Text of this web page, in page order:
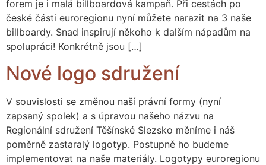
forem je i malá billboardová kampaň. Při cestách po
české části euroregionu nyní můžete narazit na 3 naše
billboardy. Snad inspirují někoho k dalším nápadům na
spolupráci! Konkrétně jsou […]
Nové logo sdružení
V souvislosti se změnou naší právní formy (nyní
zapsaný spolek) a s úpravou našeho názvu na
Regionální sdružení Těšínské Slezsko měníme i náš
poměrně zastaralý logotyp. Postupně ho budeme
implementovat na naše materiály. Logotypy euroregionu